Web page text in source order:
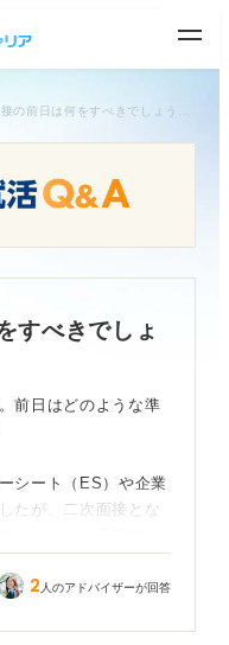
すべきでしょ
前日はどのような準
シート（ES）や企業
たが、二次面接とな
はないかと不安でい
2 人のアドバイザーが回答